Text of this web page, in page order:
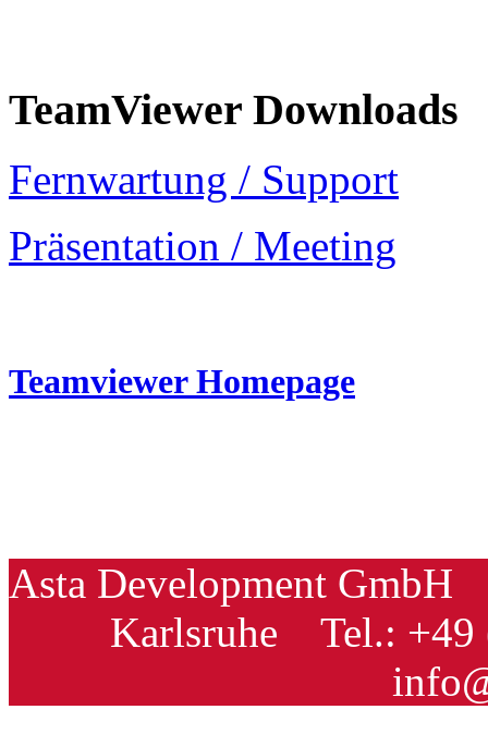
TeamViewer Downloads
Fernwartung / Support
Präsentation / Meeting
Teamviewer Homepage
Asta Development GmbH
Karlsruhe
Tel.: